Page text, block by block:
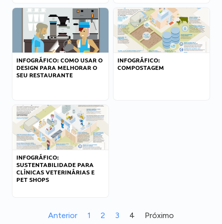
INFOGRÁFICO: COMO USAR O
DESIGN PARA MELHORAR O
SEU RESTAURANTE
INFOGRÁFICO:
COMPOSTAGEM
INFOGRÁFICO:
SUSTENTABILIDADE PARA
CLÍNICAS VETERINÁRIAS E
PET SHOPS
Anterior 1 2 3 4 Próximo